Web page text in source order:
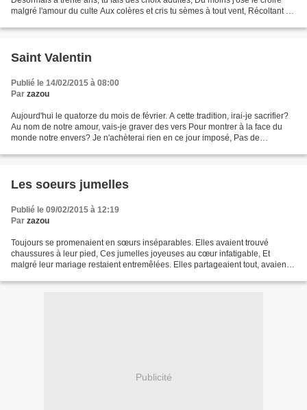
malgré l'amour du culte Aux colères et cris tu sèmes à tout vent, Récoltant en
Saint Valentin
Publié le 14/02/2015 à 08:00
Par zazou
Aujourd'hui le quatorze du mois de février. A cette tradition, irai-je sacrifier?
Au nom de notre amour, vais-je graver des vers Pour montrer à la face du
monde notre envers? Je n'achèterai rien en ce jour imposé, Pas de
Les soeurs jumelles
Publié le 09/02/2015 à 12:19
Par zazou
Toujours se promenaient en sœurs inséparables. Elles avaient trouvé
chaussures à leur pied, Ces jumelles joyeuses au cœur infatigable, Et
malgré leur mariage restaient entremêlées. Elles partageaient tout, avaient
Publicité